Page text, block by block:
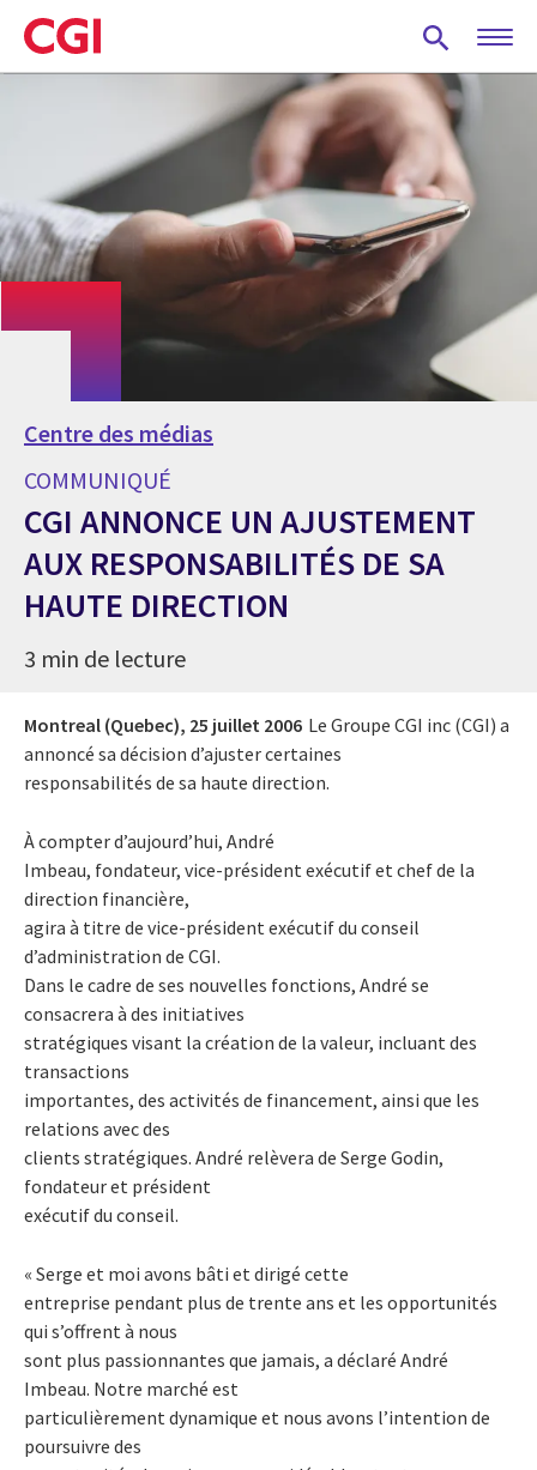
Skip
to
main
Centre des médias
COMMUNIQUÉ
CGI ANNONCE UN AJUSTEMENT
AUX RESPONSABILITÉS DE SA
HAUTE DIRECTION
3 min de lecture
Montreal (Quebec), 25 juillet 2006 Le Groupe CGI inc (CGI) a
annoncé sa décision d’ajuster certaines
responsabilités de sa haute direction.
À compter d’aujourd’hui, André
Imbeau, fondateur, vice-président exécutif et chef de la
direction financière,
agira à titre de vice-président exécutif du conseil
d’administration de CGI.
Dans le cadre de ses nouvelles fonctions, André se
consacrera à des initiatives
stratégiques visant la création de la valeur, incluant des
transactions
importantes, des activités de financement, ainsi que les
relations avec des
clients stratégiques. André relèvera de Serge Godin,
fondateur et président
exécutif du conseil.
« Serge et moi avons bâti et dirigé cette
entreprise pendant plus de trente ans et les opportunités
qui s’offrent à nous
sont plus passionnantes que jamais, a déclaré André
Imbeau. Notre marché est
particulièrement dynamique et nous avons l’intention de
poursuivre des